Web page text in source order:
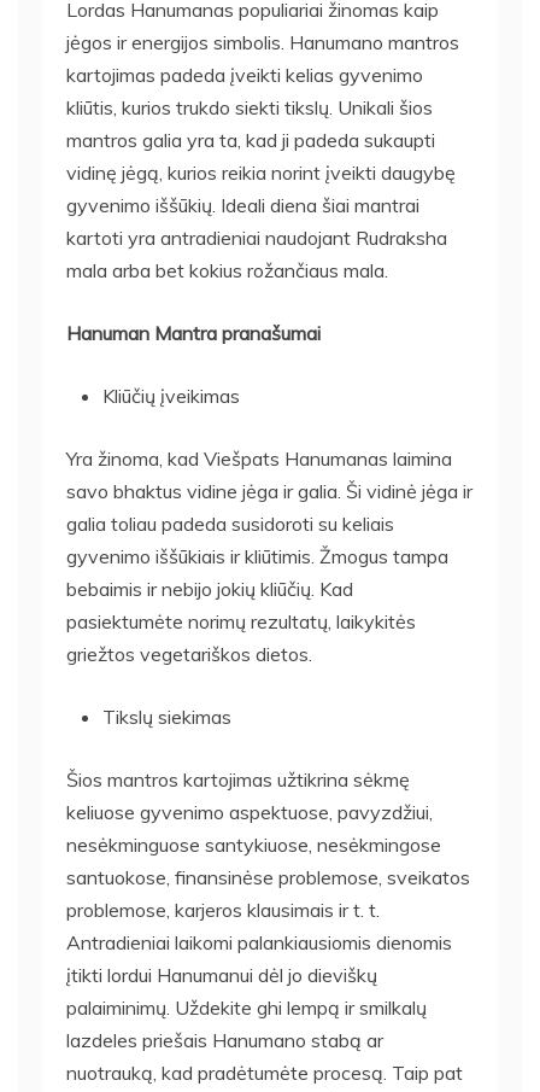
Lordas Hanumanas populiariai žinomas kaip
jėgos ir energijos simbolis. Hanumano mantros
kartojimas padeda įveikti kelias gyvenimo
kliūtis, kurios trukdo siekti tikslų. Unikali šios
mantros galia yra ta, kad ji padeda sukaupti
vidinę jėgą, kurios reikia norint įveikti daugybę
gyvenimo iššūkių. Ideali diena šiai mantrai
kartoti yra antradieniai naudojant Rudraksha
mala arba bet kokius rožančiaus mala.
Hanuman Mantra pranašumai
Kliūčių įveikimas
Yra žinoma, kad Viešpats Hanumanas laimina
savo bhaktus vidine jėga ir galia. Ši vidinė jėga ir
galia toliau padeda susidoroti su keliais
gyvenimo iššūkiais ir kliūtimis. Žmogus tampa
bebaimis ir nebijo jokių kliūčių. Kad
pasiektumėte norimų rezultatų, laikykitės
griežtos vegetariškos dietos.
Tikslų siekimas
Šios mantros kartojimas užtikrina sėkmę
keliuose gyvenimo aspektuose, pavyzdžiui,
nesėkminguose santykiuose, nesėkmingose
santuokose, finansinėse problemose, sveikatos
problemose, karjeros klausimais ir t. t.
Antradieniai laikomi palankiausiomis dienomis
įtikti lordui Hanumanui dėl jo dieviškų
palaiminimų. Uždekite ghi lempą ir smilkalų
lazdeles priešais Hanumano stabą ar
nuotrauką, kad pradėtumėte procesą. Taip pat